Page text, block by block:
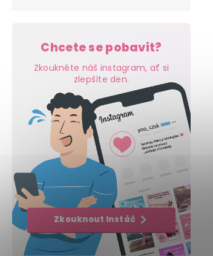
Chcete se pobavit?
Zkoukněte náš instagram, ať si
zlepšíte den.
Zkouknout Instáč